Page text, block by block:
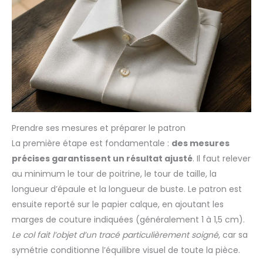
Prendre ses mesures et préparer le patron
La première étape est fondamentale : des mesures
précises garantissent un résultat ajusté. Il faut relever
au minimum le tour de poitrine, le tour de taille, la
longueur d’épaule et la longueur de buste. Le patron est
ensuite reporté sur le papier calque, en ajoutant les
marges de couture indiquées (généralement 1 à 1,5 cm).
Le col fait l’objet d’un tracé particulièrement soigné, car sa
symétrie conditionne l’équilibre visuel de toute la pièce.